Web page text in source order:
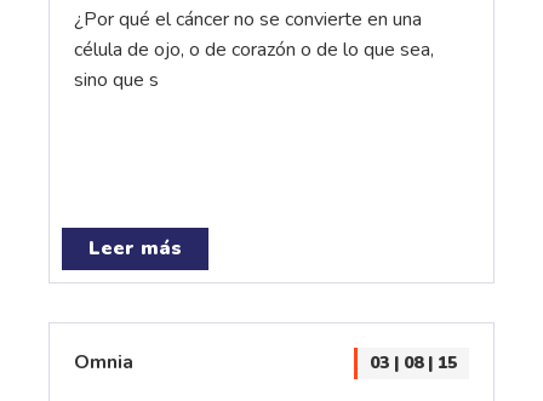
¿Por qué el cáncer no se convierte en una
célula de ojo, o de corazón o de lo que sea,
sino que s
Leer más
Omnia 03 | 08 | 15